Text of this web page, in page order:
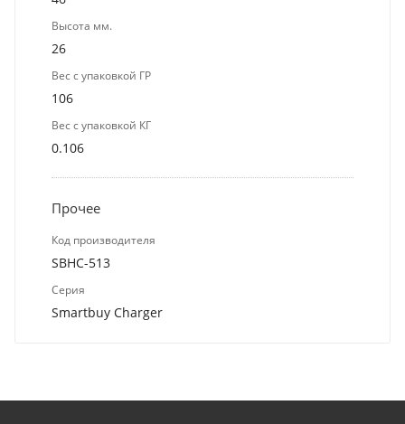
Высота мм.
26
Вес с упаковкой ГР
106
Вес с упаковкой КГ
0.106
Прочее
Код производителя
SBHC-513
Серия
Smartbuy Charger